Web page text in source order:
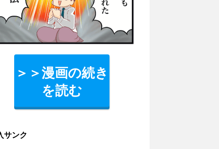
＞＞漫画の続き
を読む
サンク